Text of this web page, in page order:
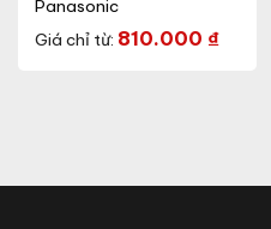
Panasonic
Giá chỉ từ: 810.000 ₫